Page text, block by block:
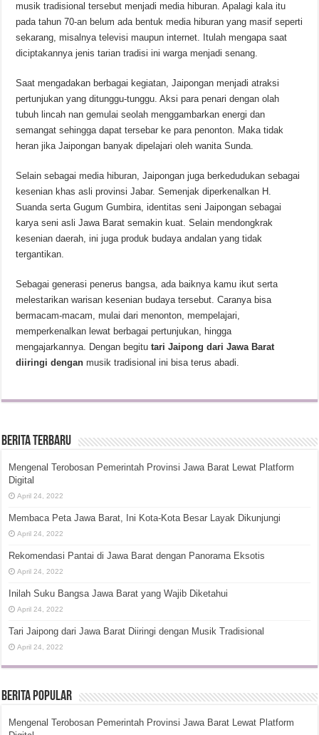
musik tradisional tersebut menjadi media hiburan. Apalagi kala itu
pada tahun 70-an belum ada bentuk media hiburan yang masif seperti
sekarang, misalnya televisi maupun internet. Itulah mengapa saat
diciptakannya jenis tarian tradisi ini warga menjadi senang.
Saat mengadakan berbagai kegiatan, Jaipongan menjadi atraksi
pertunjukan yang ditunggu-tunggu. Aksi para penari dengan olah
tubuh lincah nan gemulai seolah menggambarkan energi dan
semangat sehingga dapat tersebar ke para penonton. Maka tidak
heran jika Jaipongan banyak dipelajari oleh wanita Sunda.
Selain sebagai media hiburan, Jaipongan juga berkedudukan sebagai
kesenian khas asli provinsi Jabar. Semenjak diperkenalkan H.
Suanda serta Gugum Gumbira, identitas seni Jaipongan sebagai
karya seni asli Jawa Barat semakin kuat. Selain mendongkrak
kesenian daerah, ini juga produk budaya andalan yang tidak
tergantikan.
Sebagai generasi penerus bangsa, ada baiknya kamu ikut serta
melestarikan warisan kesenian budaya tersebut. Caranya bisa
bermacam-macam, mulai dari menonton, mempelajari,
memperkenalkan lewat berbagai pertunjukan, hingga
mengajarkannya. Dengan begitutari Jaipong dari Jawa Barat
diiringi denganmusik tradisional ini bisa terus abadi.
Berita Terbaru
Mengenal Terobosan Pemerintah Provinsi Jawa Barat Lewat Platform
Digital
April 24, 2022
Membaca Peta Jawa Barat, Ini Kota-Kota Besar Layak Dikunjungi
April 24, 2022
Rekomendasi Pantai di Jawa Barat dengan Panorama Eksotis
April 24, 2022
Inilah Suku Bangsa Jawa Barat yang Wajib Diketahui
April 24, 2022
Tari Jaipong dari Jawa Barat Diiringi dengan Musik Tradisional
April 24, 2022
Berita Popular
Mengenal Terobosan Pemerintah Provinsi Jawa Barat Lewat Platform